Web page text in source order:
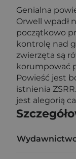
Genialna
Orwell wpadł
początkowo
kontrolę nad
zwierzęta są
korumpować
Powieść jest
istnienia
jest alegorią